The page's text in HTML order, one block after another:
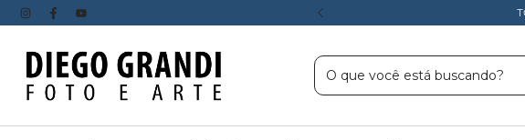
e DF acima de R$ 600